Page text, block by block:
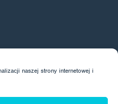
naszej strony internetowej i